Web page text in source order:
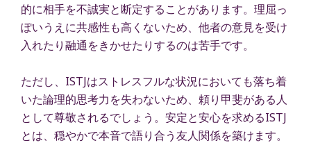
的に相手を不誠実と断定することがあります。理屈っ
ぽいうえに共感性も高くないため、他者の意見を受け
入れたり融通をきかせたりするのは苦手です。
ただし、ISTJはストレスフルな状況においても落ち着
いた論理的思考力を失わないため、頼り甲斐がある人
として尊敬されるでしょう。安定と安心を求めるISTJ
とは、穏やかで本音で語り合う友人関係を築けます。